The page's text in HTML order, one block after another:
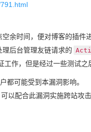
余时间，便对博客的插件
后台管理友链请求的
工作，但是经过一些测试之
都可能受到本漏洞影响。
以配合此漏洞实施跨站攻